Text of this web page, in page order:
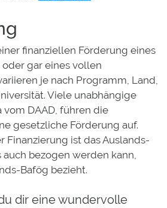
finanziellen Förderung eines
gar eines vollen
je nach Programm, Land,
Viele unabhängige
DAAD, führen die
gesetzliche Förderung auf.
Finanzierung ist das Auslands-
bezogen werden kann,
Bafög bezieht.
dir eine wundervolle